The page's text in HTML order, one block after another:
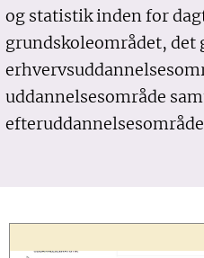
og statistik inden for
grundskoleområdet, det
uddannelsesområde